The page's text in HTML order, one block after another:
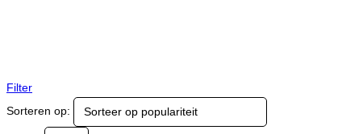
Filter
Sorteren op: